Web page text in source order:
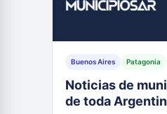
Buenos Aires Patagonia
Noticias de
de toda